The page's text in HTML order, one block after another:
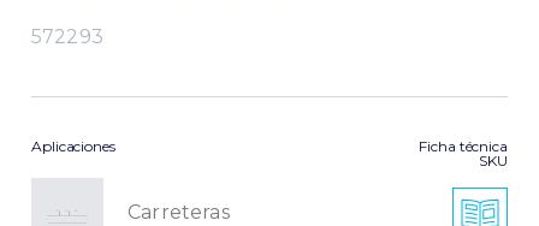
572293
Aplicaciones
Carreteras
Ficha técnica
SKU